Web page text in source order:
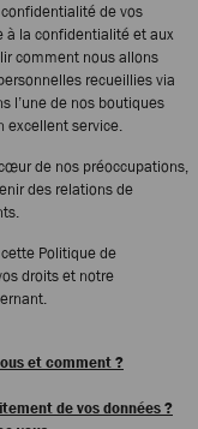
de vos
à la confidentialité et aux
comment nous allons
recueillies via
l’une de nos boutiques
excellent service.
de nos préoccupations,
des relations de
Politique de
droits et notre
et comment ?
de vos données ?